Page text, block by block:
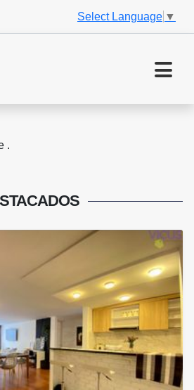
Select Language ▼
.